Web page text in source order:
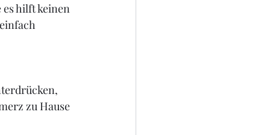
hilft keinen
zu Hause